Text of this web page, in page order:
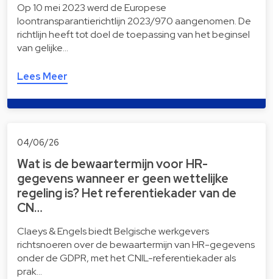
Op 10 mei 2023 werd de Europese
loontransparantierichtlijn 2023/970 aangenomen. De
richtlijn heeft tot doel de toepassing van het beginsel
van gelijke…
Lees Meer
04/06/26
Wat is de bewaartermijn voor HR-
gegevens wanneer er geen wettelijke
regeling is? Het referentiekader van de
CN…
Claeys & Engels biedt Belgische werkgevers
richtsnoeren over de bewaartermijn van HR-gegevens
onder de GDPR, met het CNIL-referentiekader als
prak…